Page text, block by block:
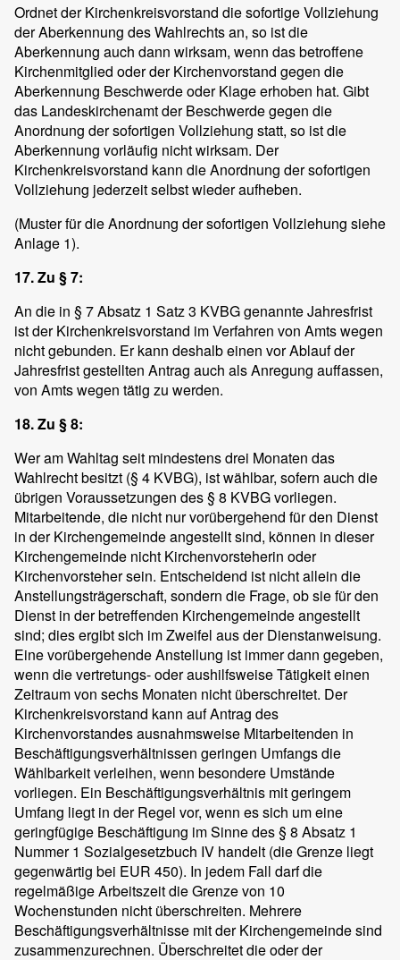
Ordnet der Kirchenkreisvorstand die sofortige Vollziehung
der Aberkennung des Wahlrechts an, so ist die
Aberkennung auch dann wirksam, wenn das betroffene
Kirchenmitglied oder der Kirchenvorstand gegen die
Aberkennung Beschwerde oder Klage erhoben hat. Gibt
das Landeskirchenamt der Beschwerde gegen die
Anordnung der sofortigen Vollziehung statt, so ist die
Aberkennung vorläufig nicht wirksam. Der
Kirchenkreisvorstand kann die Anordnung der sofortigen
Vollziehung jederzeit selbst wieder aufheben.
(Muster für die Anordnung der sofortigen Vollziehung siehe
Anlage 1).
17. Zu § 7:
An die in § 7 Absatz 1 Satz 3 KVBG genannte Jahresfrist
ist der Kirchenkreisvorstand im Verfahren von Amts wegen
nicht gebunden. Er kann deshalb einen vor Ablauf der
Jahresfrist gestellten Antrag auch als Anregung auffassen,
von Amts wegen tätig zu werden.
18. Zu § 8:
Wer am Wahltag seit mindestens drei Monaten das
Wahlrecht besitzt (§ 4 KVBG), ist wählbar, sofern auch die
übrigen Voraussetzungen des § 8 KVBG vorliegen.
Mitarbeitende, die nicht nur vorübergehend für den Dienst
in der Kirchengemeinde angestellt sind, können in dieser
Kirchengemeinde nicht Kirchenvorsteherin oder
Kirchenvorsteher sein. Entscheidend ist nicht allein die
Anstellungsträgerschaft, sondern die Frage, ob sie für den
Dienst in der betreffenden Kirchengemeinde angestellt
sind; dies ergibt sich im Zweifel aus der Dienstanweisung.
Eine vorübergehende Anstellung ist immer dann gegeben,
wenn die vertretungs- oder aushilfsweise Tätigkeit einen
Zeitraum von sechs Monaten nicht überschreitet. Der
Kirchenkreisvorstand kann auf Antrag des
Kirchenvorstandes ausnahmsweise Mitarbeitenden in
Beschäftigungsverhältnissen geringen Umfangs die
Wählbarkeit verleihen, wenn besondere Umstände
vorliegen. Ein Beschäftigungsverhältnis mit geringem
Umfang liegt in der Regel vor, wenn es sich um eine
geringfügige Beschäftigung im Sinne des § 8 Absatz 1
Nummer 1 Sozialgesetzbuch IV handelt (die Grenze liegt
gegenwärtig bei EUR 450). In jedem Fall darf die
regelmäßige Arbeitszeit die Grenze von 10
Wochenstunden nicht überschreiten. Mehrere
Beschäftigungsverhältnisse mit der Kirchengemeinde sind
zusammenzurechnen. Überschreitet die oder der